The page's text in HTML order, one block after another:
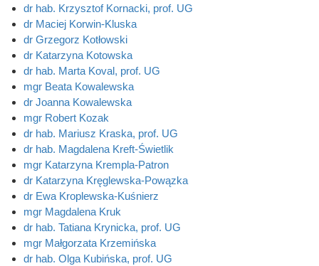
dr hab. Krzysztof Kornacki, prof. UG
dr Maciej Korwin-Kluska
dr Grzegorz Kotłowski
dr Katarzyna Kotowska
dr hab. Marta Koval, prof. UG
mgr Beata Kowalewska
dr Joanna Kowalewska
mgr Robert Kozak
dr hab. Mariusz Kraska, prof. UG
dr hab. Magdalena Kreft-Świetlik
mgr Katarzyna Krempla-Patron
dr Katarzyna Kręglewska-Powązka
dr Ewa Kroplewska-Kuśnierz
mgr Magdalena Kruk
dr hab. Tatiana Krynicka, prof. UG
mgr Małgorzata Krzemińska
dr hab. Olga Kubińska, prof. UG